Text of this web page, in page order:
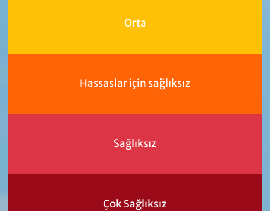
Orta
Hassaslar için sağlıksız
Sağlıksız
Çok Sağlıksız